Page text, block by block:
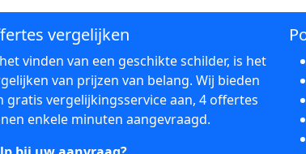
vergelijken
vinden van een geschikte schilder, is het
van prijzen van belang. Wij bieden
gratis vergelijkingsservice aan, 4 offertes
enkele minuten aangevraagd.